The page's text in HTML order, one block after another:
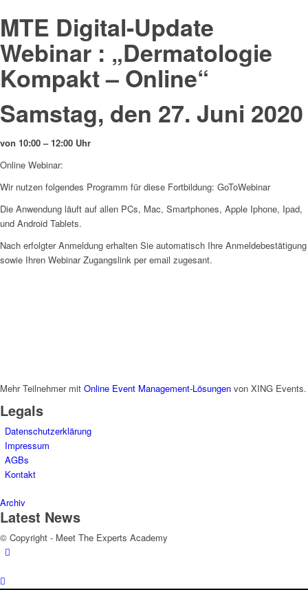
MTE Digital-Update
Webinar : „Dermatologie
Kompakt – Online“
Samstag, den 27. Juni 2020
von 10:00 – 12:00 Uhr
Online Webinar:
Wir nutzen folgendes Programm für diese Fortbildung: GoToWebinar
Die Anwendung läuft auf allen PCs, Mac, Smartphones, Apple Iphone, Ipad,
und Android Tablets.
Nach erfolgter Anmeldung erhalten Sie automatisch Ihre Anmeldebestätigung
sowie Ihren Webinar Zugangslink per email zugesant.
Mehr Teilnehmer mit Online Event Management-Lösungen von XING Events.
Legals
Datenschutzerklärung
Impressum
AGBs
Kontakt
Archiv
Latest News
© Copyright - Meet The Experts Academy